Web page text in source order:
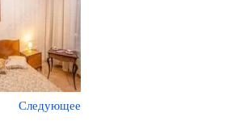
Следующее